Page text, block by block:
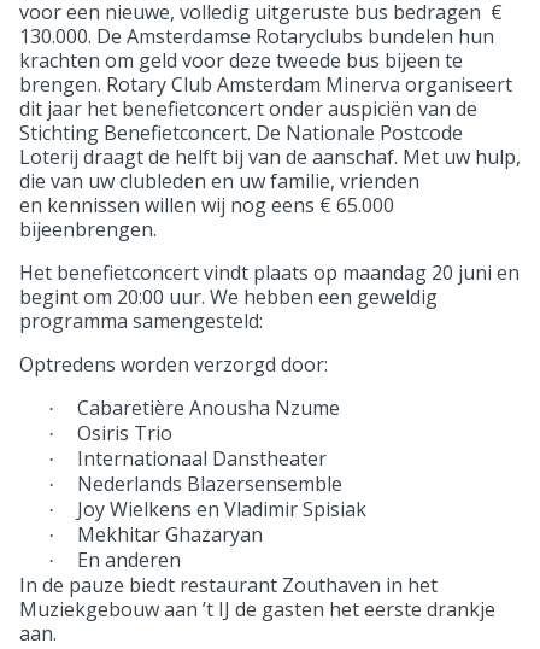
voor een nieuwe, volledig uitgeruste bus bedragen €
130.000. De Amsterdamse Rotaryclubs bundelen hun
krachten om geld voor deze tweede bus bijeen te
brengen. Rotary Club Amsterdam Minerva organiseert
dit jaar het benefietconcert onder auspiciën van de
Stichting Benefietconcert. De Nationale Postcode
Loterij draagt de helft bij van de aanschaf. Met uw hulp,
die van uw clubleden en uw familie, vrienden
en kennissen willen wij nog eens € 65.000
bijeenbrengen.
Het benefietconcert vindt plaats op maandag 20 juni en
begint om 20:00 uur. We hebben een geweldig
programma samengesteld:
Optredens worden verzorgd door:
· Cabaretière Anousha Nzume
· Osiris Trio
· Internationaal Danstheater
· Nederlands Blazersensemble
· Joy Wielkens en Vladimir Spisiak
· Mekhitar Ghazaryan
·
En anderen
In de pauze biedt restaurant Zouthaven in het
Muziekgebouw aan ’t IJ de gasten het eerste drankje
aan.